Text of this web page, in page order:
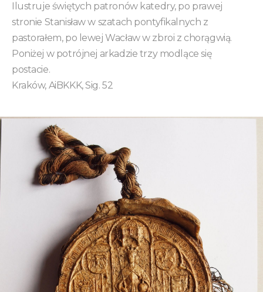
Ilustruje świętych patronów katedry, po prawej
stronie Stanisław w szatach pontyfikalnych z
pastorałem, po lewej Wacław w zbroi z chorągwią.
Poniżej w potrójnej arkadzie trzy modlące się
postacie.
Kraków, AiBKKK, Sig. 52